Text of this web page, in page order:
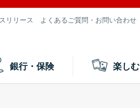
リリース よくあるご質問・お問い合わせ
銀行・保険 楽しむ